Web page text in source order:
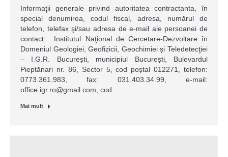
Informaţii generale privind autoritatea contractanta, în
special denumirea, codul fiscal, adresa, numărul de
telefon, telefax şi/sau adresa de e-mail ale persoanei de
contact: Institutul Naţional de Cercetare-Dezvoltare în
Domeniul Geologiei, Geofizicii, Geochimiei și Teledetecţiei
– I.G.R. București, municipiul București, Bulevardul
Pieptănari nr. 86, Sector 5, cod poștal 012271, telefon:
0773.361.983, fax: 031.403.34.99, e-mail:
office.igr.ro@gmail.com, cod…
Mai mult